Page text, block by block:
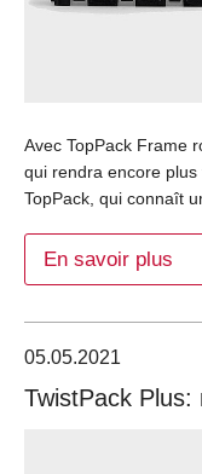
Avec TopPack Frame
qui rendra encore
TopPack, qui connaît
En savoir plus
05.05.2021
TwistPack Plus: